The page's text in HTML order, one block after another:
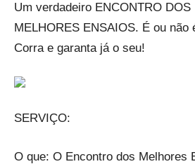
Um verdadeiro ENCONTRO DOS
MELHORES ENSAIOS. É ou não
Corra e garanta já o seu!
SERVIÇO:
O que: O Encontro dos Melhores